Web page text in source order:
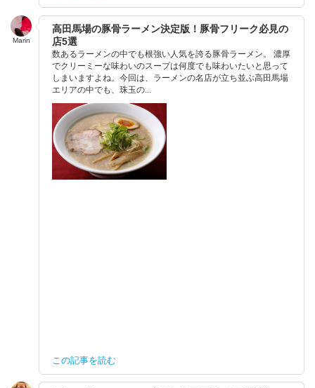
Marin
高田馬場の豚骨ラーメン決定版！豚骨フリーク必見の
店5選
数あるラーメンの中でも根強い人気を誇る豚骨ラーメン。 濃厚
でクリーミーな味わいのスープは何度でも味わいたいと思って
しまいますよね。今回は、ラーメンの名店が立ち並ぶ高田馬場
エリアの中でも、珠玉の...
この記事を読む